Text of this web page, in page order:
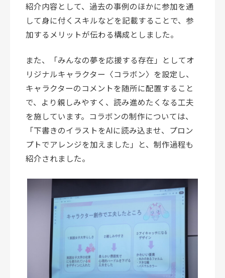
紹介内容として、過去の事例のほかに参加を通
して身に付くスキルなどを記載することで、参
加するメリットが伝わる構成としました。
また、「みんなの夢を応援する存在」としてオ
リジナルキャラクター〈コラボン〉を設定し、
キャラクターのコメントを随所に配置すること
で、より親しみやすく、読み進めたくなる工夫
を施しています。コラボンの制作については、
「下書きのイラストをAIに読み込ませ、プロン
プトでアレンジを加えました」と、制作過程も
紹介されました。